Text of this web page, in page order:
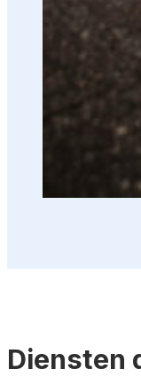
Diensten